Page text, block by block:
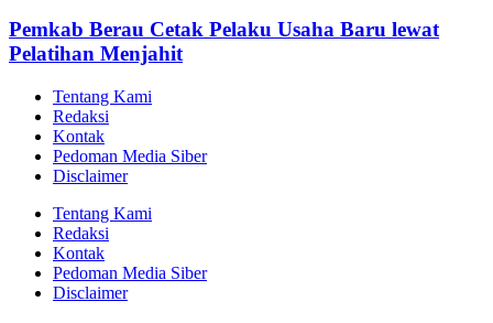
Pemkab Berau Cetak Pelaku Usaha Baru lewat
Pelatihan Menjahit
Tentang Kami
Redaksi
Kontak
Pedoman Media Siber
Disclaimer
Tentang Kami
Redaksi
Kontak
Pedoman Media Siber
Disclaimer